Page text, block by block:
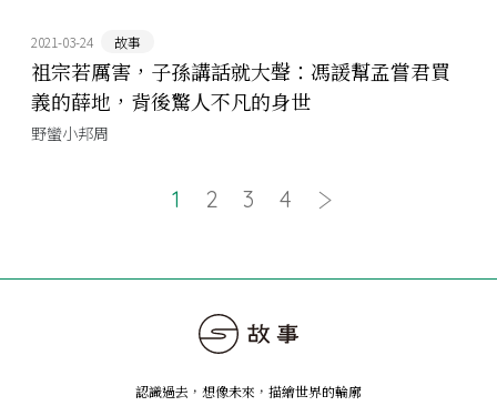
2021-03-24 故事
祖宗若厲害，子孫講話就大聲：馮諼幫孟嘗君買
義的薛地，背後驚人不凡的身世
野蠻小邦周
1 2 3 4
認識過去，想像未來 ， 描繪世界的輪廓